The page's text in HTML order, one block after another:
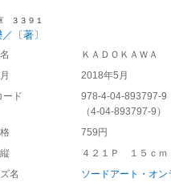
３３９１
〔著〕
ＫＡＤＯＫＡＷＡ
2018年5月
ード
978-4-04-893797-9
（4-04-893797-9 ）
759円
４２１Ｐ １５ｃｍ
名
ソードアート・オ